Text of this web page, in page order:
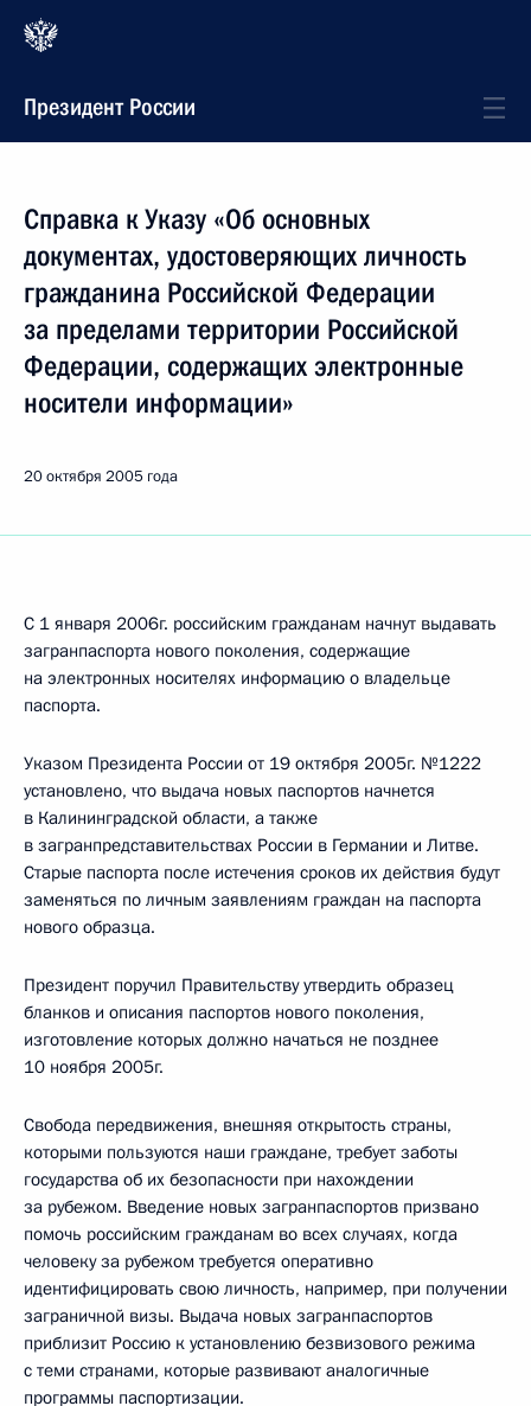
Президент России
Справка к Указу «Об основных
документах, удостоверяющих личность
гражданина Российской Федерации
за пределами территории Российской
Федерации, содержащих электронные
носители информации»
20 октября 2005 года
С 1 января 2006г. российским гражданам начнут выдавать
загранпаспорта нового поколения, содержащие
на электронных носителях информацию о владельце
паспорта.
Указом Президента России от 19 октября 2005г. №1222
установлено, что выдача новых паспортов начнется
в Калининградской области, а также
в загранпредставительствах России в Германии и Литве.
Старые паспорта после истечения сроков их действия будут
заменяться по личным заявлениям граждан на паспорта
нового образца.
Президент поручил Правительству утвердить образец
бланков и описания паспортов нового поколения,
изготовление которых должно начаться не позднее
10 ноября 2005г.
Свобода передвижения, внешняя открытость страны,
которыми пользуются наши граждане, требует заботы
государства об их безопасности при нахождении
за рубежом. Введение новых загранпаспортов призвано
помочь российским гражданам во всех случаях, когда
человеку за рубежом требуется оперативно
идентифицировать свою личность, например, при получении
заграничной визы. Выдача новых загранпаспортов
приблизит Россию к установлению безвизового режима
с теми странами, которые развивают аналогичные
программы паспортизации.